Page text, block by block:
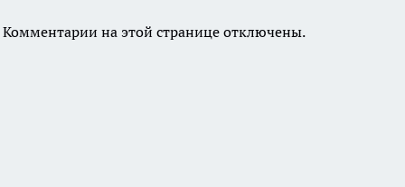
Комментарии на этой странице отключены.